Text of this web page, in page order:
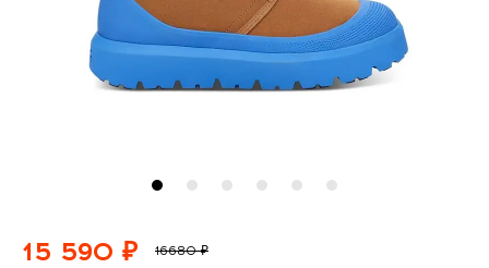
15 590 ₽ 16680 ₽